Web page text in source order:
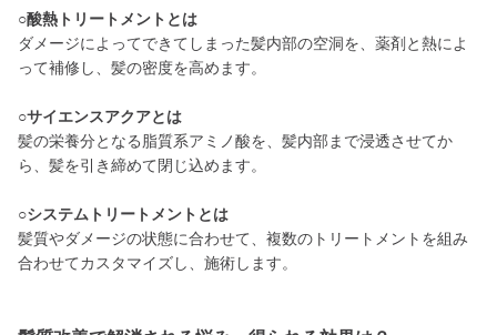
○酸熱トリートメントとは
ダメージによってできてしまった髪内部の空洞を、薬剤と熱によ
って補修し、髪の密度を高めます。
○サイエンスアクアとは
髪の栄養分となる脂質系アミノ酸を、髪内部まで浸透させてか
ら、髪を引き締めて閉じ込めます。
○システムトリートメントとは
髪質やダメージの状態に合わせて、複数のトリートメントを組み
合わせてカスタマイズし、施術します。